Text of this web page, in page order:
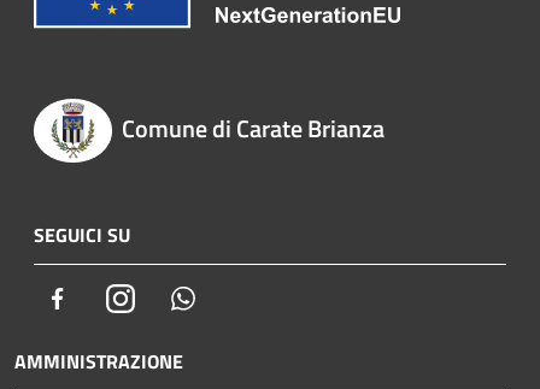
Comune di Carate Brianza
SEGUICI SU
FacebookInstagram
AMMINISTRAZIONE